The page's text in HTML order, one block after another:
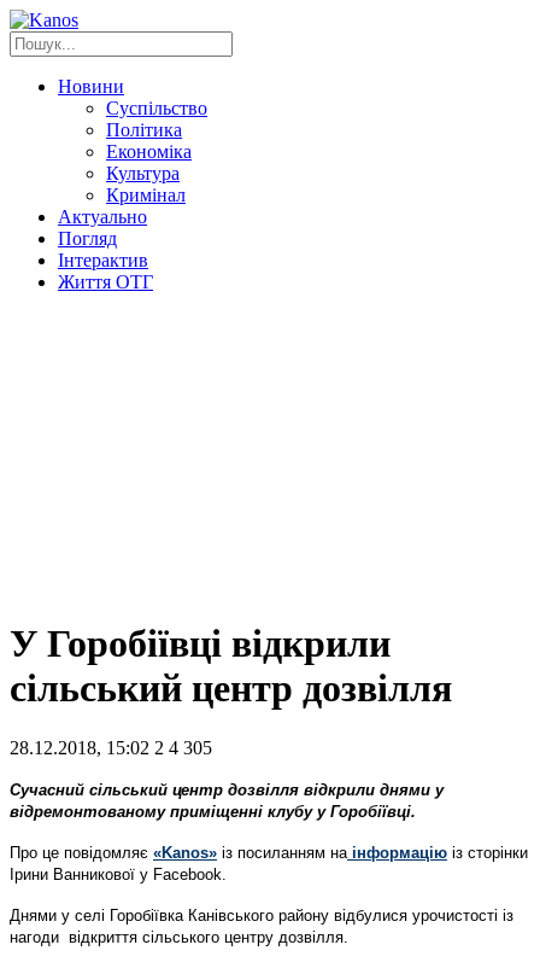
Новини
Суспільство
Політика
Економіка
Культура
Кримінал
Актуально
Погляд
Інтерактив
Життя ОТГ
У Горобіївці відкрили
сільський центр дозвілля
28.12.2018, 15:02 2 4 305
Сучасний сільський центр дозвілля відкрили днями у
відремонтованому приміщенні клубу у Горобіївці.
Про це повідомляє «Kanos» із посиланням на інформацію із сторінки
Ірини Ванникової у Facebook.
Днями у селі Горобіївка Канівського району відбулися урочистості із
нагоди відкриття сільського центру дозвілля.